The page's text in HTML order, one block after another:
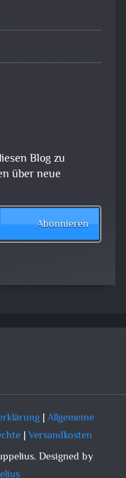
Blog zu
über neue
Abonnieren
|Allgemeine
|Versandkosten
Designed by